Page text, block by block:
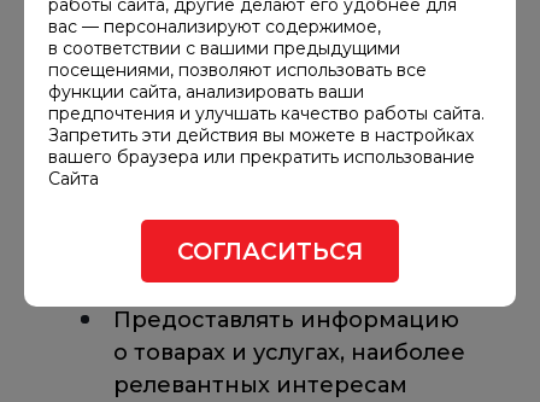
Облегчить Оператору
получение информации
о посещениях Пользователями
Сайта.
Анализировать информацию
Пользователями для
Предоставлять информацию
о товарах и услугах, наиболее
релевантных интересам
работы сайта, другие делают его удобнее для
вас — персонализируют содержимое,
в соответствии с вашими предыдущими
посещениями, позволяют использовать все
функции сайта, анализировать ваши
предпочтения и улучшать качество работы сайта.
Запретить эти действия вы можете в настройках
вашего браузера или прекратить использование
Сайта
СОГЛАСИТЬСЯ